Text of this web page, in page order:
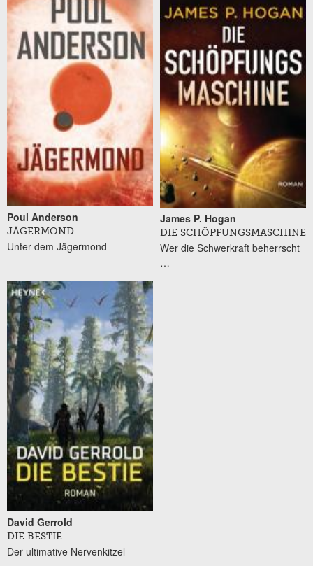
Poul Anderson
JÄGERMOND
Unter dem Jägermond
James P. Hogan
DIE SCHÖPFUNGSMASCHINE
Wer die Schwerkraft beherrscht
…
David Gerrold
DIE BESTIE
Der ultimative Nervenkitzel